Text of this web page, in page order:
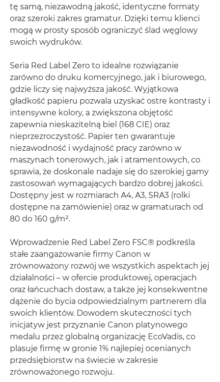
tę samą, niezawodną jakość, identyczne formaty
oraz szeroki zakres gramatur. Dzięki temu klienci
mogą w prosty sposób ograniczyć ślad węglowy
swoich wydruków.
Seria Red Label Zero to idealne rozwiązanie
zarówno do druku komercyjnego, jak i biurowego,
gdzie liczy się najwyższa jakość. Wyjątkowa
gładkość papieru pozwala uzyskać ostre kontrasty i
intensywne kolory, a zwiększona objętość
zapewnia nieskazitelną biel (168 CIE) oraz
nieprzezroczystość. Papier ten gwarantuje
niezawodność i wydajność pracy zarówno w
maszynach tonerowych, jak i atramentowych, co
sprawia, że doskonale nadaje się do szerokiej gamy
zastosowań wymagających bardzo dobrej jakości.
Dostępny jest w rozmiarach A4, A3, SRA3 (rolki
dostępne na zamówienie) oraz w gramaturach od
80 do 160 g/m².
Wprowadzenie Red Label Zero FSC® podkreśla
stałe zaangażowanie firmy Canon w
zrównoważony rozwój we wszystkich aspektach jej
działalności – w ofercie produktowej, operacjach
oraz łańcuchach dostaw, a także jej konsekwentne
dążenie do bycia odpowiedzialnym partnerem dla
swoich klientów. Dowodem skuteczności tych
inicjatyw jest przyznanie Canon platynowego
medalu przez globalną organizację EcoVadis, co
plasuje firmę w gronie 1% najlepiej ocenianych
przedsiębiorstw na świecie w zakresie
zrównoważonego rozwoju.